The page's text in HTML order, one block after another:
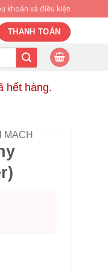
khoản và điều kiện
THANH TOÁN
hết hàng.
MẠCH